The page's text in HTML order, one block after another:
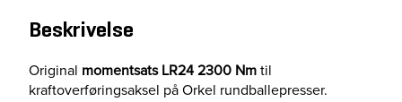
s
L
r
2
Beskrivelse
Original momentsats LR24 2300 Nmtil
kraftoverføringsaksel på Orkel rundballepresser.